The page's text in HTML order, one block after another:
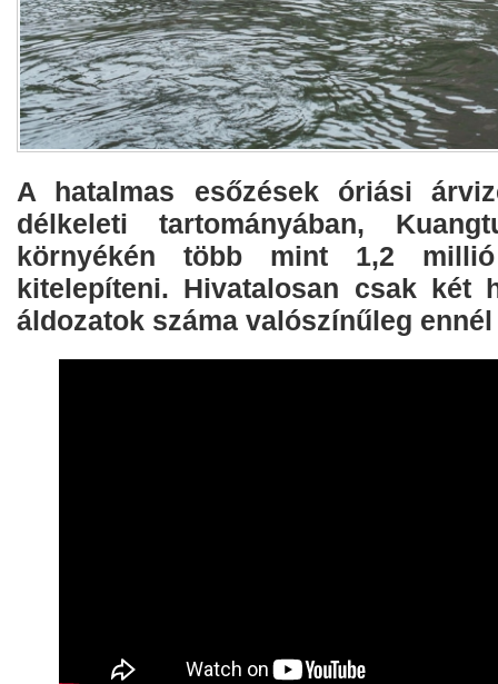
A hatalmas esőzések óriási
délkeleti tartományában,
környékén több mint 1,2
kitelepíteni. Hivatalosan csak két
áldozatok száma valószínűleg